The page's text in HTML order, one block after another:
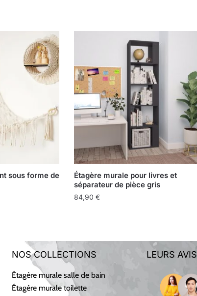
sous forme de
Étagère murale pour livres et
séparateur de pièce gris
84,90 €
NOS COLLECTIONS
Étagère murale salle de bain
Étagère murale toilette
LEURS AVIS